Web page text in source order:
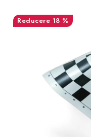
CEAS DE ȘAH
ANTICARIAT
18 %